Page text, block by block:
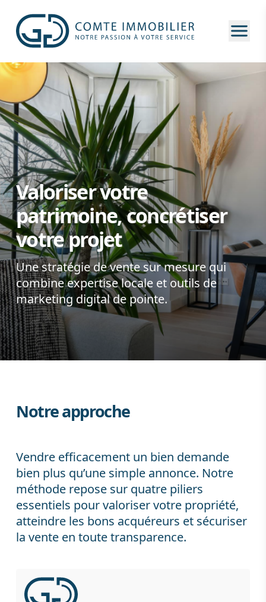
Valoriser votre
patrimoine, concrétiser
votre projet
Une stratégie de vente sur mesure qui
combine expertise locale et outils de
marketing digital de pointe.
Notre approche
Vendre efficacement un bien demande
bien plus qu’une simple annonce. Notre
méthode repose sur quatre piliers
essentiels pour valoriser votre propriété,
atteindre les bons acquéreurs et sécuriser
la vente en toute transparence.